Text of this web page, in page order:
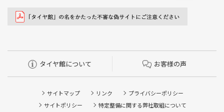
タイヤ館について お客様の声
サイトマップ リンク
プライバシーポリシー
サイトポリシー
特定整備に関する弊社取組について